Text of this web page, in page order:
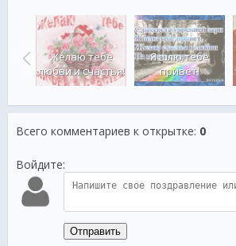
и
Желаю тебе
любви и счастья!
Я шлю тебе
привет!
Всего комментариев к открытке: 0
Войдите:
Отправить